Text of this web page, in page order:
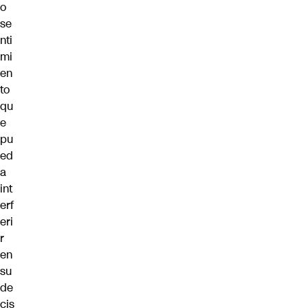
o
se
nti
mi
en
to
qu
e
pu
ed
a
int
erf
eri
r
en
su
de
cis